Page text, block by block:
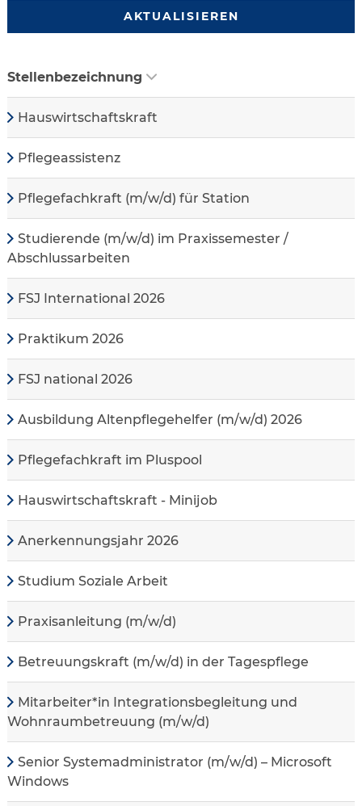
AKTUALISIEREN
Stellenbezeichnung
Hauswirtschaftskraft
Pflegeassistenz
Pflegefachkraft (m/w/d) für Station
Studierende (m/w/d) im Praxissemester /
Abschlussarbeiten
FSJ International 2026
Praktikum 2026
FSJ national 2026
Ausbildung Altenpflegehelfer (m/w/d) 2026
Pflegefachkraft im Pluspool
Hauswirtschaftskraft - Minijob
Anerkennungsjahr 2026
Studium Soziale Arbeit
Praxisanleitung (m/w/d)
Betreuungskraft (m/w/d) in der Tagespflege
Mitarbeiter*in Integrationsbegleitung und
Wohnraumbetreuung (m/w/d)
Senior Systemadministrator (m/w/d) – Microsoft
Windows